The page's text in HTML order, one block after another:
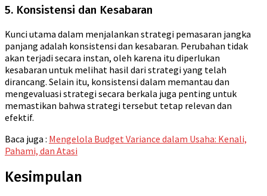
5. Konsistensi dan Kesabaran
Kunci utama dalam menjalankan strategi pemasaran jangka
panjang adalah konsistensi dan kesabaran. Perubahan tidak
akan terjadi secara instan, oleh karena itu diperlukan
kesabaran untuk melihat hasil dari strategi yang telah
dirancang. Selain itu, konsistensi dalam memantau dan
mengevaluasi strategi secara berkala juga penting untuk
memastikan bahwa strategi tersebut tetap relevan dan
efektif.
Baca juga : Mengelola Budget Variance dalam Usaha: Kenali,
Pahami, dan Atasi
Kesimpulan